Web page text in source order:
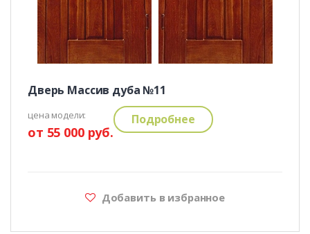
Дверь Массив дуба №11
цена модели:
от 55 000 руб.
Подробнее
Добавить в избранное